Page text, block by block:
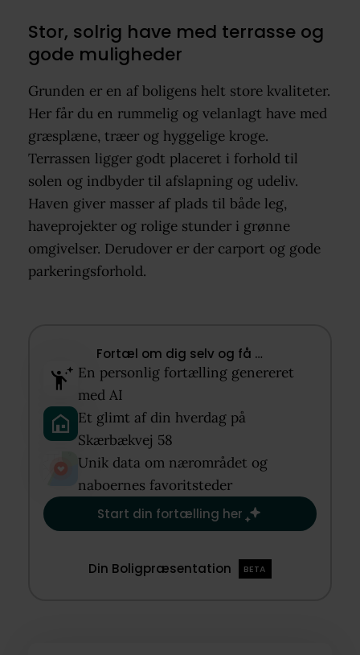
Stor, solrig have med terrasse og
gode muligheder
Grunden er en af boligens helt store kvaliteter.
Her får du en rummelig og velanlagt have med
græsplæne, træer og hyggelige kroge.
Terrassen ligger godt placeret i forhold til
solen og indbyder til afslapning og udeliv.
Haven giver masser af plads til både leg,
haveprojekter og rolige stunder i grønne
omgivelser. Derudover er der carport og gode
parkeringsforhold.
Fortæl om dig selv og få …​
En personlig fortælling genereret
med AI​
Et glimt af din hverdag på
Skærbækvej 58​
Unik data om nærområdet og
naboernes favoritsteder​
Start din fortælling her
Din Boligpræsentation BETA